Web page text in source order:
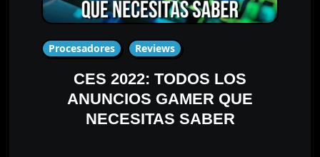
Procesadores Reviews
CES 2022: TODOS LOS
ANUNCIOS GAMER QUE
NECESITAS SABER